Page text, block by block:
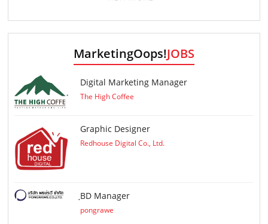
MarketingOops!JOBS
Digital Marketing Manager
The High Coffee
Graphic Designer
Redhouse Digital Co., Ltd.
ฺBD Manager
pongrawe